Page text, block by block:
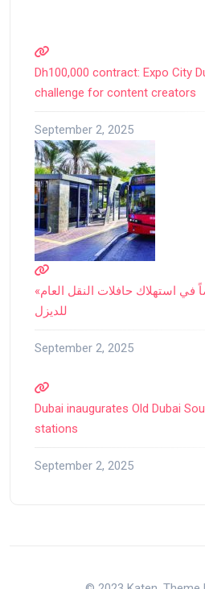
Dh100,000 contract: Expo City
challenge for content creators
September 2, 2025
«طرق دبي»: 33% انخفاضاً في استهلاك حافلات النقل العام
للديزل
September 2, 2025
Dubai inaugurates Old Dubai
stations
September 2, 2025